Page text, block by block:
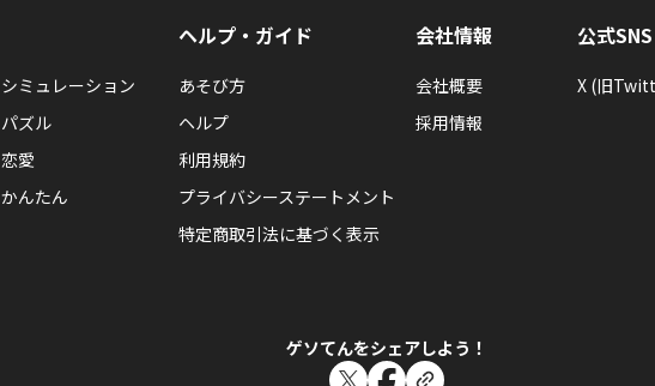
シミュレーション
パズル
恋愛
かんたん
ヘルプ・ガイド
あそび方
ヘルプ
利用規約
プライバシーステートメント
特定商取引法に基づく表示
会社情報
会社概要
採用情報
公式SNS
X (旧
ゲソてんをシェアしよう！